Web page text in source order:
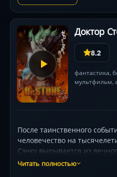
Доктор
8.2
фантастика,
мультфильм,
После таинственного
человечество на
Сэнку вырывается из
рухнула цивилизация, он
Читать полностью